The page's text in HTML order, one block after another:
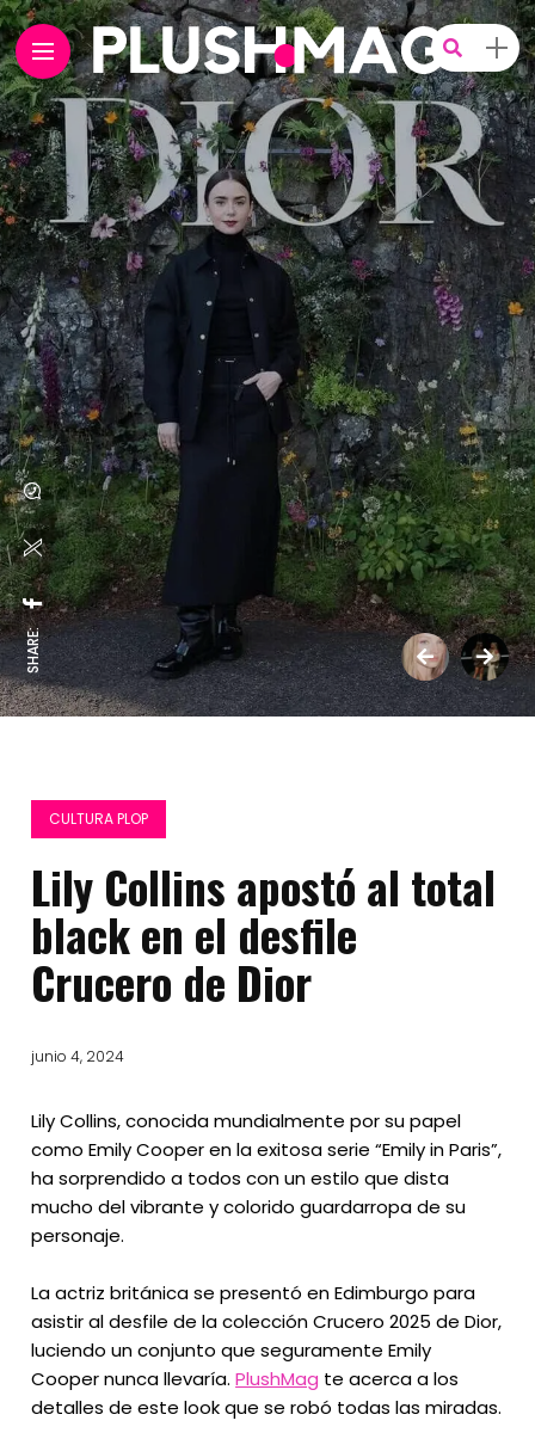
SHARE:
CULTURA PLOP
Lily Collins apostó al total
black en el desfile
Crucero de Dior
junio 4, 2024
Lily Collins, conocida mundialmente por su papel
como Emily Cooper en la exitosa serie “Emily in Paris”,
ha sorprendido a todos con un estilo que dista
mucho del vibrante y colorido guardarropa de su
personaje.
La actriz británica se presentó en Edimburgo para
asistir al desfile de la colección Crucero 2025 de Dior,
luciendo un conjunto que seguramente Emily
Cooper nunca llevaría.PlushMag te acerca a los
detalles de este look que se robó todas las miradas.